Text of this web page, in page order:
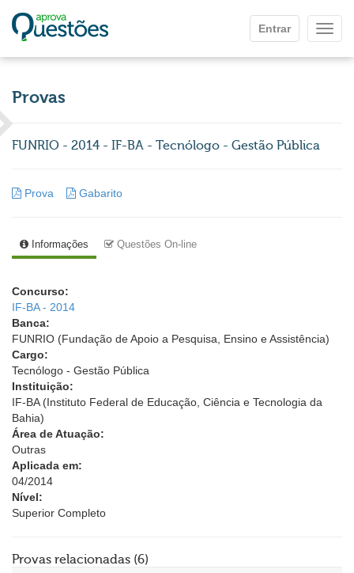
Entrar
Provas
FUNRIO - 2014 - IF-BA - Tecnólogo - Gestão Pública
Prova Gabarito
Informações Questões On-line
Concurso:
IF-BA - 2014
Banca:
FUNRIO (Fundação de Apoio a Pesquisa, Ensino e Assistência)
Cargo:
Tecnólogo - Gestão Pública
Instituição:
IF-BA (Instituto Federal de Educação, Ciência e Tecnologia da
Bahia)
Área de Atuação:
Outras
Aplicada em:
04/2014
Nível:
Superior Completo
Provas relacionadas (6)